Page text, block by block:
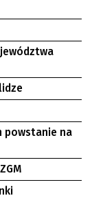
powstanie na